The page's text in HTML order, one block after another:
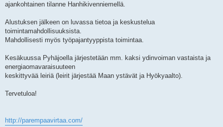
ajankohtainen tilanne Hanhikivenniemellä.
Alustuksen jälkeen on luvassa tietoa ja keskustelua
toimintamahdollisuuksista.
Mahdollisesti myös työpajantyyppista toimintaa.
Kesäkuussa Pyhäjoella järjestetään mm. kaksi ydinvoiman vastaista ja
energiaomavaraisuuteen
keskittyvää leiriä (leirit järjestää Maan ystävät ja Hyökyaalto).
Tervetuloa!
http://parempaavirtaa.com/